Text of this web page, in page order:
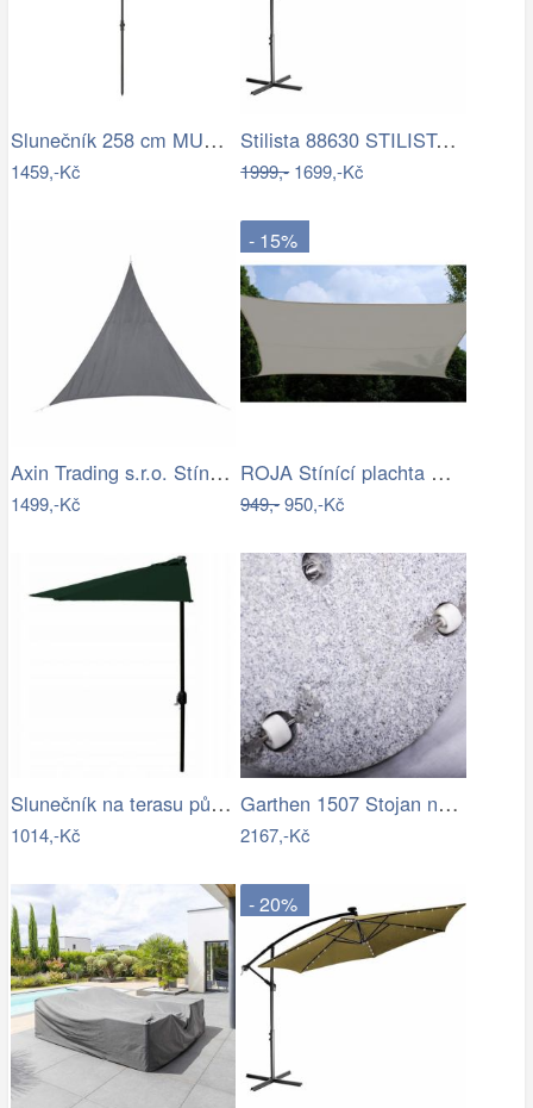
Slunečník 258 cm MURASA Bílá
1459,-Kč
Stilista 88630 STILISTA Zahradní LED…
1999,-1699,-Kč
Axin Trading s.r.o. Stínící plachta…
1499,-Kč
- 15%
ROJA Stínící plachta ČTVEREC 3,6m
949,-950,-Kč
Slunečník na terasu půlkruhový - zelený…
1014,-Kč
Garthen 1507 Stojan na slunečník …
2167,-Kč
- 20%